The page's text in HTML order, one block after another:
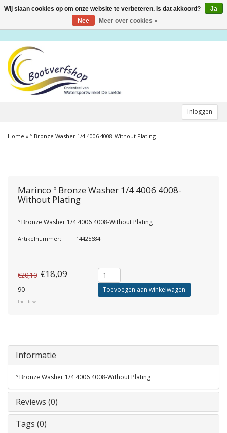
Inloggen
Toggle
Home » º Bronze Washer 1/4 4006 4008-Without Plating
Marinco º Bronze Washer 1/4 4006 4008-
Without Plating
º Bronze Washer 1/4 4006 4008-Without Plating
Artikelnummer: 14425684
€20,10 €18,09
90
Incl. btw
Toevoegen aan winkelwagen
Informatie
º Bronze Washer 1/4 4006 4008-Without Plating
Reviews (0)
Tags (0)
Wij slaan cookies op om onze website te verbeteren. Is dat akkoord?
Ja
Nee
Meer over cookies »